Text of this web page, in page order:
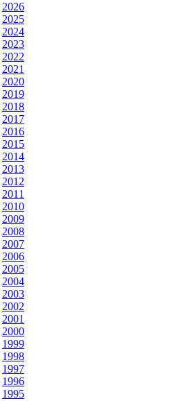
2026
2025
2024
2023
2022
2021
2020
2019
2018
2017
2016
2015
2014
2013
2012
2011
2010
2009
2008
2007
2006
2005
2004
2003
2002
2001
2000
1999
1998
1997
1996
1995